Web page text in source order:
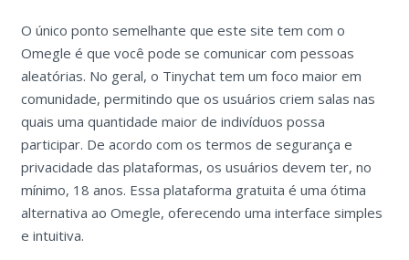
O único ponto semelhante que este site tem com o
Omegle é que você pode se comunicar com pessoas
aleatórias. No geral, o Tinychat tem um foco maior em
comunidade, permitindo que os usuários criem salas nas
quais uma quantidade maior de indivíduos possa
participar. De acordo com os termos de segurança e
privacidade das plataformas, os usuários devem ter, no
mínimo, 18 anos. Essa plataforma gratuita é uma ótima
alternativa ao Omegle, oferecendo uma interface simples
e intuitiva.